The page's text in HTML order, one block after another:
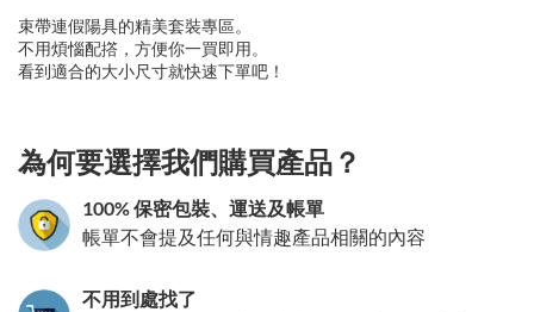
束帶連假陽具的精美套裝專區。
不用煩惱配撘，方便你一買即用。
看到適合的大小尺寸就快速下單吧！
為何要選擇我們購買產品？
100% 保密包裝、運送及帳單
帳單不會提及任何與情趣產品相關的內容
不用到處找了